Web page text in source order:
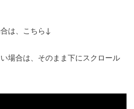
は、こちら↓
場合は、そのまま下にスクロール